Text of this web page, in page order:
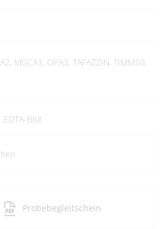
MGCA1, OPA3, TAFAZZIN, TIMM50,
EDTA-Blut
Probebegleitschein